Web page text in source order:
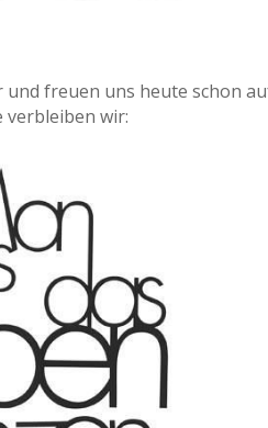
freuen uns heute schon
verbleiben wir: